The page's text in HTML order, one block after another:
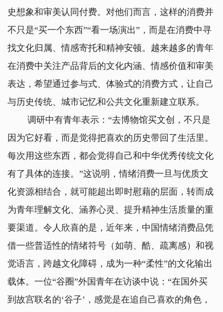
史想象和审美认同付费。对他们而言，这样的消费并
不只是“买一个东西”“看一场演出”，而是在消费中寻
找文化归属、情感寄托和精神安顿。越来越多的青年
在消费中关注产品背后的文化内涵、情感价值和审美
表达，希望通过参与式、体验式的消费方式，让自己
与历史传统、城市记忆和公共文化重新建立联系。
调研中有青年表示：“去博物馆买文创，不只是
因为它好看，而是觉得把喜欢的历史带回了生活里。
每次用这些东西，都会觉得自己和中华优秀传统文化
有了具体的连接。”这说明，情绪消费一旦与优质文
化资源相结合，就可能超出即时慰藉的层面，转而成
为青年理解文化、涵养心灵、提升精神生活质量的重
要渠道。令人欣喜的是，近年来，中国情绪消费品凭
借一些普适性的情绪符号（如萌、酷、疏离感）和视
觉语言，跨越文化障碍，成为一种“柔性”的文化输出
载体。一位“谷圈”外国青年在访谈中说：“在国外买
到故宫联名的‘谷子’，感觉是在追自己喜欢的角色，